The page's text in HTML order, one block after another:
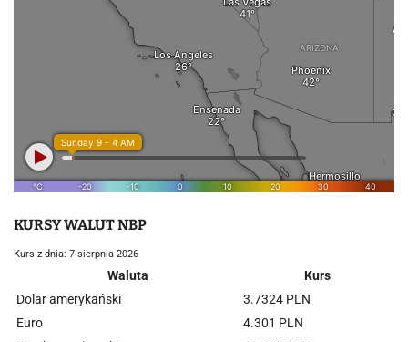
KURSY WALUT NBP
Kurs z dnia: 7 sierpnia 2026
Waluta
Kurs
Dolar amerykański
3.7324 PLN
Euro
4.301 PLN